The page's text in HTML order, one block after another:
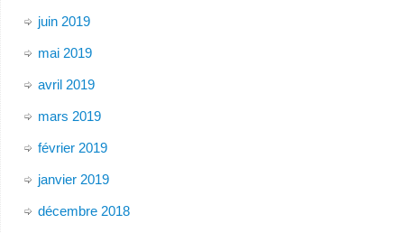
juin 2019
mai 2019
avril 2019
mars 2019
février 2019
janvier 2019
décembre 2018